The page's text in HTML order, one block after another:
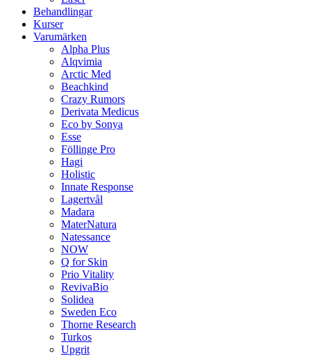
Behandlingar
Kurser
Varumärken
Alpha Plus
Alqvimia
Arctic Med
Beachkind
Crazy Rumors
Derivata Medicus
Eco by Sonya
Esse
Föllinge Pro
Hagi
Holistic
Innate Response
Lagertvål
Madara
MaterNatura
Natessance
NOW
Q for Skin
Prio Vitality
RevivaBio
Solidea
Sweden Eco
Thorne Research
Turkos
Upgrit